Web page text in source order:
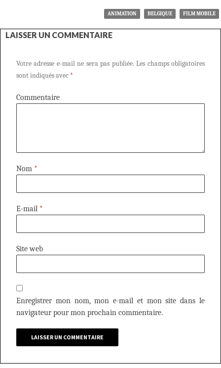
ANIMATION BELGIQUE FILM MOBILE
LAISSER UN COMMENTAIRE
Votre adresse e-mail ne sera pas publiée. Les champs obligatoires
sont indiqués avec *
Commentaire
Nom *
E-mail *
Site web
Enregistrer mon nom, mon e-mail et mon site dans le
navigateur pour mon prochain commentaire.